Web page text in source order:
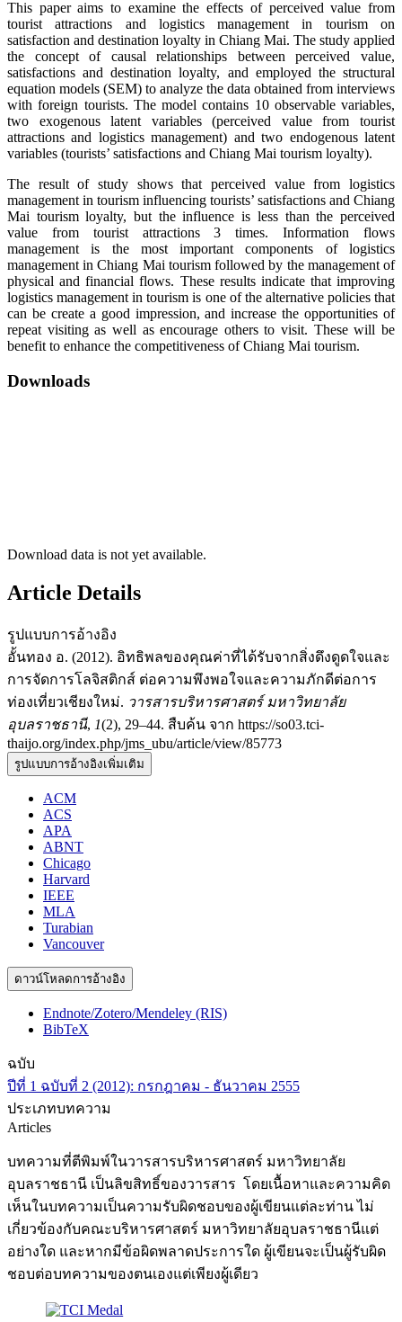
This paper aims to examine the effects of perceived value from
tourist attractions and logistics management in tourism on
satisfaction and destination loyalty in Chiang Mai. The study applied
the concept of causal relationships between perceived value,
satisfactions and destination loyalty, and employed the structural
equation models (SEM) to analyze the data obtained from interviews
with foreign tourists. The model contains 10 observable variables,
two exogenous latent variables (perceived value from tourist
attractions and logistics management) and two endogenous latent
variables (tourists’ satisfactions and Chiang Mai tourism loyalty).
The result of study shows that perceived value from logistics
management in tourism influencing tourists’ satisfactions and Chiang
Mai tourism loyalty, but the influence is less than the perceived
value from tourist attractions 3 times. Information flows
management is the most important components of logistics
management in Chiang Mai tourism followed by the management of
physical and financial flows. These results indicate that improving
logistics management in tourism is one of the alternative policies that
can be create a good impression, and increase the opportunities of
repeat visiting as well as encourage others to visit. These will be
benefit to enhance the competitiveness of Chiang Mai tourism.
Downloads
Download data is not yet available.
Article Details
รูปแบบการอ้างอิง
อั้นทอง อ. (2012). อิทธิพลของคุณค่าที่ได้รับจากสิ่งดึงดูดใจและ
การจัดการโลจิสติกส์ ต่อความพึงพอใจและความภักดีต่อการ
ท่องเที่ยวเชียงใหม่. วารสารบริหารศาสตร์ มหาวิทยาลัย
อุบลราชธานี, 1(2), 29–44. สืบค้น จาก https://so03.tci-
thaijo.org/index.php/jms_ubu/article/view/85773
รูปแบบการอ้างอิงเพิ่มเติม
ACM
ACS
APA
ABNT
Chicago
Harvard
IEEE
MLA
Turabian
Vancouver
ดาวน์โหลดการอ้างอิง
Endnote/Zotero/Mendeley (RIS)
BibTeX
ฉบับ
ปีที่ 1 ฉบับที่ 2 (2012): กรกฎาคม - ธันวาคม 2555
ประเภทบทความ
Articles
บทความที่ตีพิมพ์ในวารสารบริหารศาสตร์ มหาวิทยาลัย
อุบลราชธานี เป็นลิขสิทธิ์ของวารสาร โดยเนื้อหาและความคิด
เห็นในบทความเป็นความรับผิดชอบของผู้เขียนแต่ละท่าน ไม่
เกี่ยวข้องกับคณะบริหารศาสตร์ มหาวิทยาลัยอุบลราชธานีแต่
อย่างใด และหากมีข้อผิดพลาดประการใด ผู้เขียนจะเป็นผู้รับผิด
ชอบต่อบทความของตนเองแต่เพียงผู้เดียว